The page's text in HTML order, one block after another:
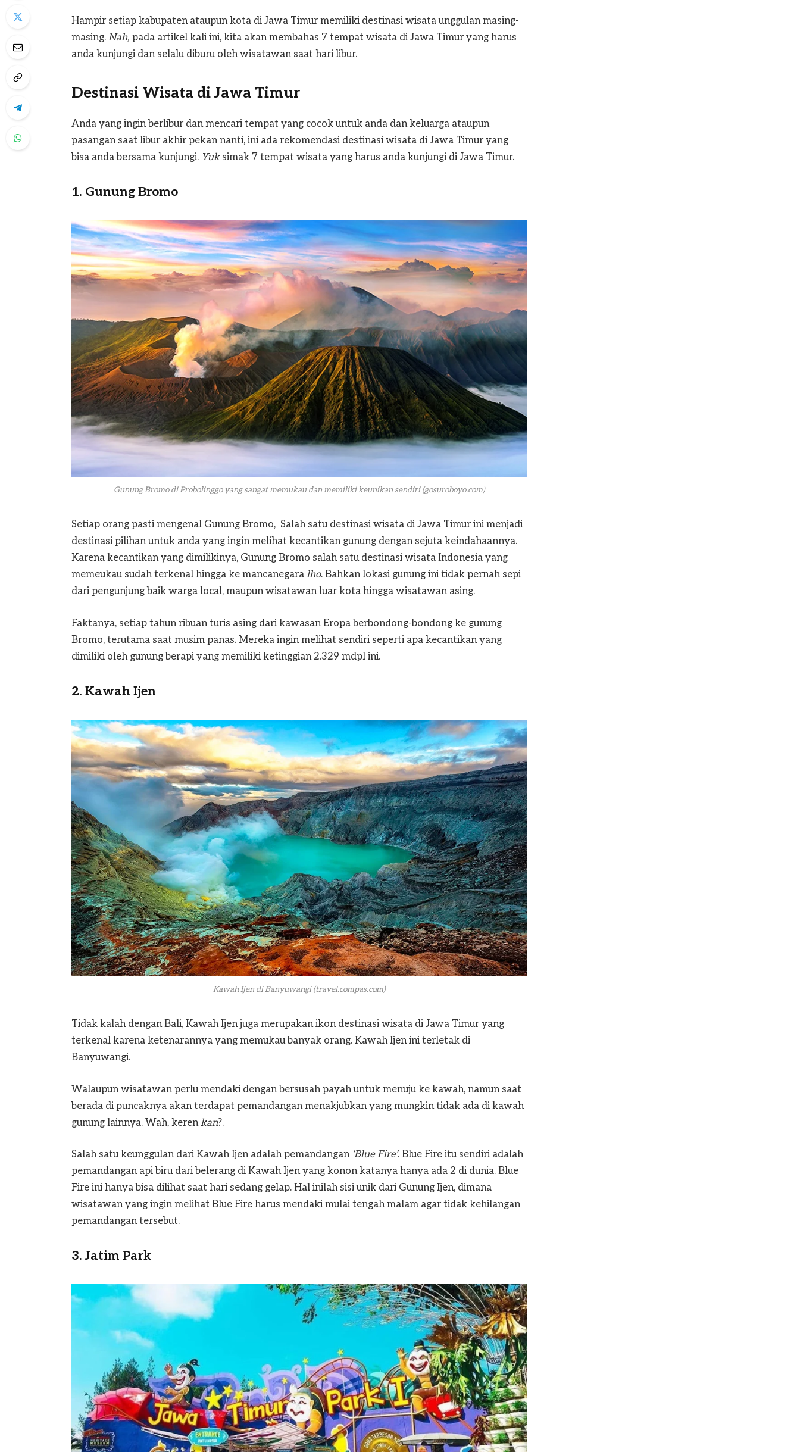
Hampir setiap kabupaten ataupun kota di Jawa Timur memiliki destinasi wisata unggulan masing-
masing. Nah, pada artikel kali ini, kita akan membahas 7 tempat wisata di Jawa Timur yang harus
anda kunjungi dan selalu diburu oleh wisatawan saat hari libur.
Destinasi Wisata di Jawa Timur
Anda yang ingin berlibur dan mencari tempat yang cocok untuk anda dan keluarga ataupun
pasangan saat libur akhir pekan nanti, ini ada rekomendasi destinasi wisata di Jawa Timur yang
bisa anda bersama kunjungi. Yuk simak 7 tempat wisata yang harus anda kunjungi di Jawa Timur.
1. Gunung Bromo
Gunung Bromo di Probolinggo yang sangat memukau dan memiliki keunikan sendiri (gosuroboyo.com)
Setiap orang pasti mengenal Gunung Bromo, Salah satu destinasi wisata di Jawa Timur ini menjadi
destinasi pilihan untuk anda yang ingin melihat kecantikan gunung dengan sejuta keindahaannya.
Karena kecantikan yang dimilikinya, Gunung Bromo salah satu destinasi wisata Indonesia yang
memeukau sudah terkenal hingga ke mancanegara lho. Bahkan lokasi gunung ini tidak pernah sepi
dari pengunjung baik warga local, maupun wisatawan luar kota hingga wisatawan asing.
Faktanya, setiap tahun ribuan turis asing dari kawasan Eropa berbondong-bondong ke gunung
Bromo, terutama saat musim panas. Mereka ingin melihat sendiri seperti apa kecantikan yang
dimiliki oleh gunung berapi yang memiliki ketinggian 2.329 mdpl ini.
2. Kawah Ijen
Kawah Ijen di Banyuwangi (travel.compas.com)
Tidak kalah dengan Bali, Kawah Ijen juga merupakan ikon destinasi wisata di Jawa Timur yang
terkenal karena ketenarannya yang memukau banyak orang. Kawah Ijen ini terletak di
Banyuwangi.
Walaupun wisatawan perlu mendaki dengan bersusah payah untuk menuju ke kawah, namun saat
berada di puncaknya akan terdapat pemandangan menakjubkan yang mungkin tidak ada di kawah
gunung lainnya. Wah, kerenkan?.
Salah satu keunggulan dari Kawah Ijen adalah pemandangan‘Blue Fire’. Blue Fire itu sendiri adalah
pemandangan api biru dari belerang di Kawah Ijen yang konon katanya hanya ada 2 di dunia. Blue
Fire ini hanya bisa dilihat saat hari sedang gelap. Hal inilah sisi unik dari Gunung Ijen, dimana
wisatawan yang ingin melihat Blue Fire harus mendaki mulai tengah malam agar tidak kehilangan
pemandangan tersebut.
3. Jatim Park